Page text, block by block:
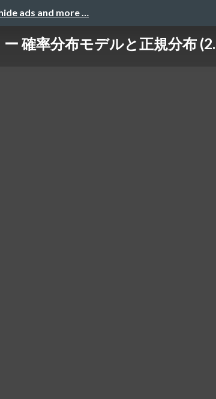
ads and more …
確率分布モデルと正規分布